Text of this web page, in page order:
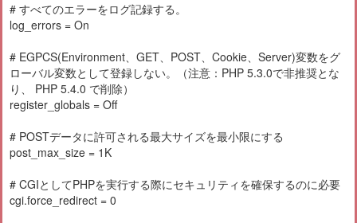
# すべてのエラーをログ記録する。
log_errors = On
# EGPCS(Environment、GET、POST、Cookie、Server)変数をグ
ローバル変数として登録しない。（注意：PHP 5.3.0で非推奨とな
り、 PHP 5.4.0 で削除）
register_globals = Off
# POSTデータに許可される最大サイズを最小限にする
post_max_size = 1K
# CGIとしてPHPを実行する際にセキュリティを確保するのに必要
cgi.force_redirect = 0